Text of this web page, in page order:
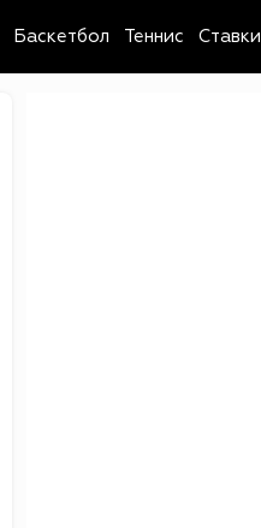
Баскетбол Теннис Ставки